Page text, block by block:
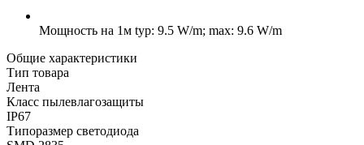
Мощность на 1м typ: 9.5 W/m; max: 9.6 W/m
Общие характеристики
Тип товара
Лента
Класс пылевлагозащиты
IP67
Типоразмер светодиода